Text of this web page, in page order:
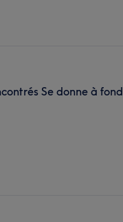
Se donne à fond